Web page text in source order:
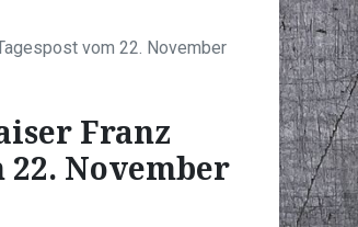
vom 22. November
Franz
22. November